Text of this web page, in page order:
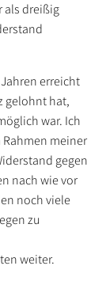
als dreißig
erreicht
gelohnt hat,
war. Ich
meiner
gegen
nach wie vor
noch viele
zu
weiter.